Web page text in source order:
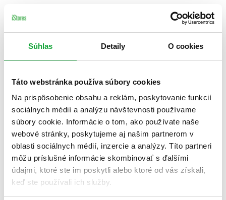
Súhlas Detaily O cookies
Táto webstránka používa súbory cookies
Na prispôsobenie obsahu a reklám, poskytovanie funkcií
sociálnych médií a analýzu návštevnosti používame
súbory cookie. Informácie o tom, ako používate naše
webové stránky, poskytujeme aj našim partnerom v
oblasti sociálnych médií, inzercie a analýzy. Títo partneri
môžu príslušné informácie skombinovať s ďalšími
údajmi, ktoré ste im poskytli alebo ktoré od vás získali,
keď ste používali ich služby.